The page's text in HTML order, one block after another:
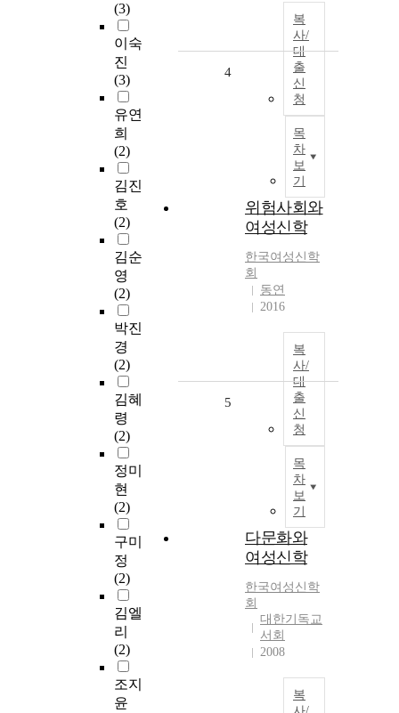
(3)
이숙
진
(3)
유연
희
(2)
김진
호
(2)
김순
영
(2)
박진
경
(2)
김혜
령
(2)
정미
현
(2)
구미
정
(2)
김엘
리
(2)
조지
윤
복
사/
대
출
신
청
목
차
보
기
4
위험사회와
여성신학
한국여성신학
회
동연
2016
복
사/
대
출
신
청
목
차
보
기
5
다문화와
여성신학
한국여성신학
회
대한기독교
서회
2008
복